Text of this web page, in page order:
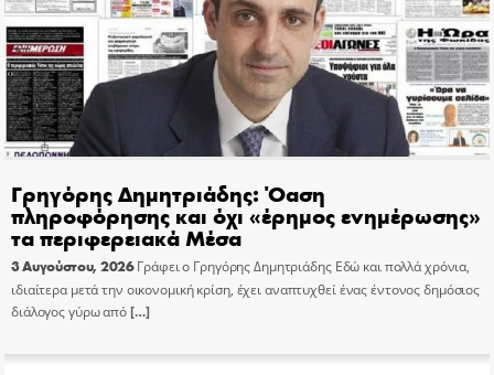
Γρηγόρης Δημητριάδης: Όαση
πληροφόρησης και όχι «έρημος ενημέρωσης»
τα περιφερειακά Μέσα
3 Αυγούστου, 2026 Γράφει ο Γρηγόρης Δημητριάδης Εδώ και πολλά χρόνια,
ιδιαίτερα μετά την οικονομική κρίση, έχει αναπτυχθεί ένας έντονος δημόσιος
διάλογος γύρω από[…]